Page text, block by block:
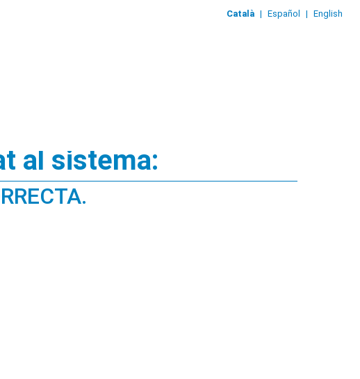
Català | Español | English
al sistema: